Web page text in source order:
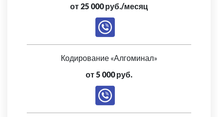
от 25 000 руб./месяц
Кодирование «Алгоминал»
от 5 000 руб.